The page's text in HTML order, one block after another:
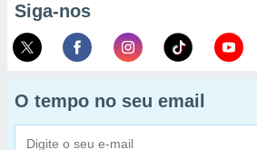
Siga-nos
O tempo no seu email